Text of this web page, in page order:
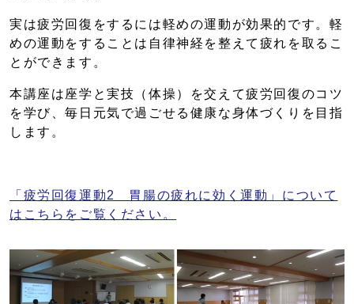
実は疲労回復をするには軽めの運動が効果的です。軽
めの運動をすることは自律神経を整えて疲れを取るこ
とができます。
本講座は座学と実技（体操）を交えて疲労回復のコツ
を学び、毎日元気で過ごせる健康な身体づくりを目指
します。
「疲労回復運動2 胃腸の疲れに効く運動」について
はこちらをご覧ください。